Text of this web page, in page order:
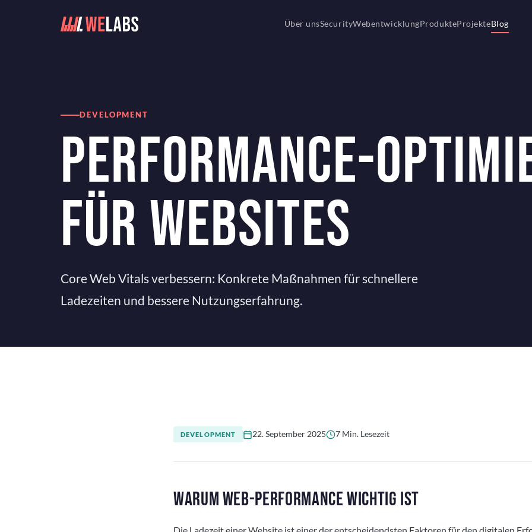
Über unsSecurityWebentwicklungProdukteProjekteBlog
DEVELOPMENT
PERFORMANCE-
FÜR WEBSITES
Core Web Vitals verbessern: Konkrete Maßnahmen für schnellere
Ladezeiten und bessere Nutzungserfahrung.
DEVELOPMENT 22. September 2025 7 Min. Lesezeit
WARUM WEB-PERFORMANCE WICHTIG IST